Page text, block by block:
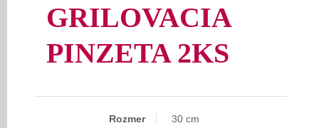
GRILOVACIA
PINZETA 2KS
Rozmer
30 cm